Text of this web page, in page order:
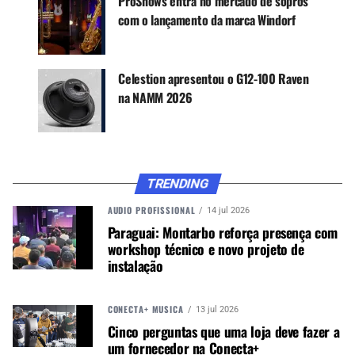
Receba novas matérias do Música & Mercado no
WhatsApp e no Google News.
Canal WhatsApp
Os arquivos DSR (Dynamic Speaker Response)
para a série Celestion G12H-150 Redback estão
disponíveis individualmente ou como um conjunto
completo. Explore toda a gama de sons deste
alto-falante clássico, com economias
arquivos individuais. O set Redback inclui cinco
configurações de caixa: 1×12 (fundo aberto e
fechado), 2×12 (fundo aberto e fechado) e 4×12
com o lançamento da marca Windorf
Celestion apresentou o G12-100 Raven
na NAMM 2026
TRENDING
AUDIO PROFISSIONAL 14 jul 2026
Paraguai: Montarbo reforça presença com
workshop técnico e novo projeto de
instalação
CONECTA+ MÚSICA 13 jul 2026
Cinco perguntas que uma loja deve fazer a
um fornecedor na Conecta+